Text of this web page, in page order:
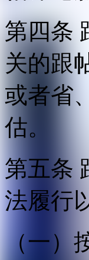
第四条
关的跟
或者省
估。
第五条
法履行
（一